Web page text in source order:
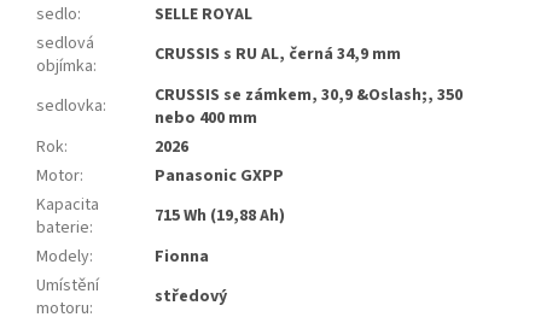
sedlo:
SELLE ROYAL
sedlová
objímka: CRUSSIS s RU AL, černá 34,9 mm
sedlovka:
CRUSSIS se zámkem, 30,9 &Oslash;, 350
nebo 400 mm
Rok:
2026
Motor:
Panasonic GXPP
Kapacita
baterie:
715 Wh (19,88 Ah)
Modely:
Fionna
Umístění
motoru:
středový